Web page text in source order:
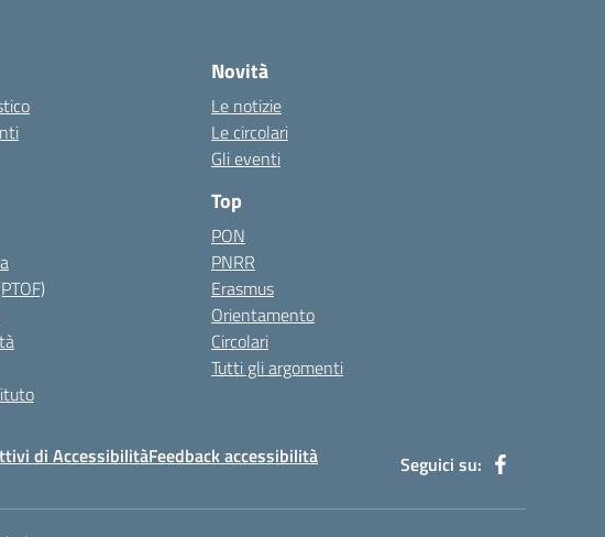
Novità
Le notizie
Le circolari
Gli eventi
Top
PON
PNRR
Erasmus
Orientamento
Circolari
Tutti gli argomenti
di AccessibilitàFeedback accessibilità Seguici su: